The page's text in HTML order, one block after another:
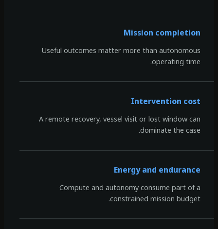
Mission completion
Useful outcomes matter more than autonomous
operating time.
Intervention cost
A remote recovery, vessel visit or lost window can
dominate the case.
Energy and endurance
Compute and autonomy consume part of a
constrained mission budget.